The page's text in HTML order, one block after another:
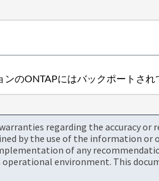
のONTAPにはバックポートされ
regarding the accuracy
by the use of the information or
of any
environment. This